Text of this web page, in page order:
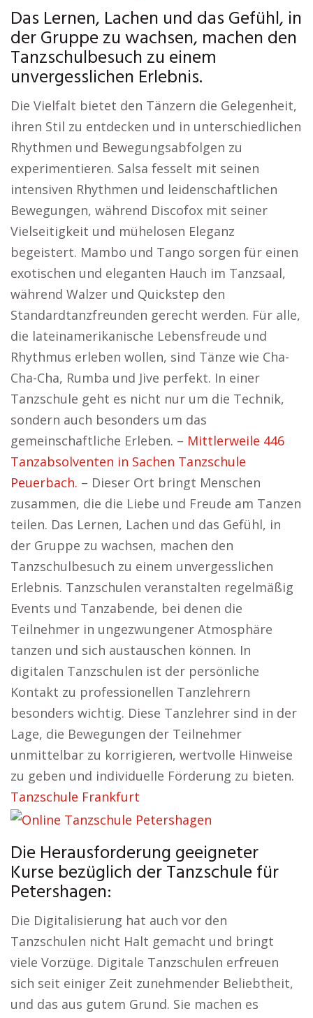
Das Lernen, Lachen und das Gefühl, in
der Gruppe zu wachsen, machen den
Tanzschulbesuch zu einem
unvergesslichen Erlebnis.
Die Vielfalt bietet den Tänzern die Gelegenheit,
ihren Stil zu entdecken und in unterschiedlichen
Rhythmen und Bewegungsabfolgen zu
experimentieren. Salsa fesselt mit seinen
intensiven Rhythmen und leidenschaftlichen
Bewegungen, während Discofox mit seiner
Vielseitigkeit und mühelosen Eleganz
begeistert. Mambo und Tango sorgen für einen
exotischen und eleganten Hauch im Tanzsaal,
während Walzer und Quickstep den
Standardtanzfreunden gerecht werden. Für alle,
die lateinamerikanische Lebensfreude und
Rhythmus erleben wollen, sind Tänze wie Cha-
Cha-Cha, Rumba und Jive perfekt. In einer
Tanzschule geht es nicht nur um die Technik,
sondern auch besonders um das
gemeinschaftliche Erleben. – Mittlerweile 446
Tanzabsolventen in Sachen Tanzschule
Peuerbach. – Dieser Ort bringt Menschen
zusammen, die die Liebe und Freude am Tanzen
teilen. Das Lernen, Lachen und das Gefühl, in
der Gruppe zu wachsen, machen den
Tanzschulbesuch zu einem unvergesslichen
Erlebnis. Tanzschulen veranstalten regelmäßig
Events und Tanzabende, bei denen die
Teilnehmer in ungezwungener Atmosphäre
tanzen und sich austauschen können. In
digitalen Tanzschulen ist der persönliche
Kontakt zu professionellen Tanzlehrern
besonders wichtig. Diese Tanzlehrer sind in der
Lage, die Bewegungen der Teilnehmer
unmittelbar zu korrigieren, wertvolle Hinweise
zu geben und individuelle Förderung zu bieten.
Tanzschule Frankfurt
Die Herausforderung geeigneter
Kurse bezüglich der Tanzschule für
Petershagen:
Die Digitalisierung hat auch vor den
Tanzschulen nicht Halt gemacht und bringt
viele Vorzüge. Digitale Tanzschulen erfreuen
sich seit einiger Zeit zunehmender Beliebtheit,
und das aus gutem Grund. Sie machen es